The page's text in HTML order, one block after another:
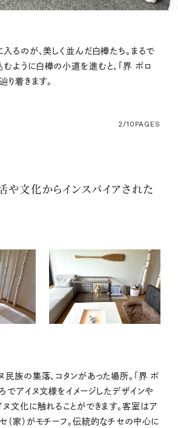
入るのが、美しく並んだ白樺たち。まるで
ように白樺の小道を進むと、「界 ポロ
り着きます。
2/10 PAGES
や文化からインスパイアされた
民族の集落、コタンがあった場所。「界 ポ
ろでアイヌ文様をイメージしたデザインや
ヌ文化に触れることができます。客室はア
（家）がモチーフ。伝統的なチセの中心に